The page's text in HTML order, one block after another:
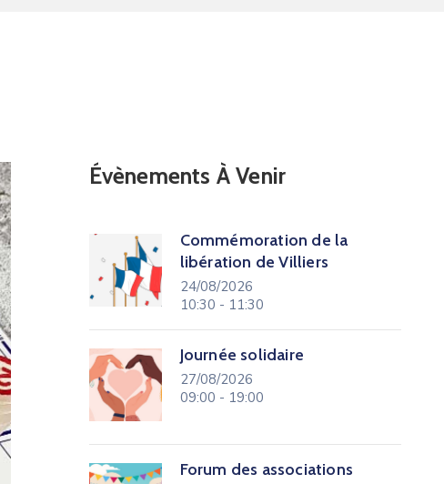
Évènements À Venir
Commémoration de la
libération de Villiers
24/08/2026
10:30 - 11:30
Journée solidaire
27/08/2026
09:00 - 19:00
Forum des associations